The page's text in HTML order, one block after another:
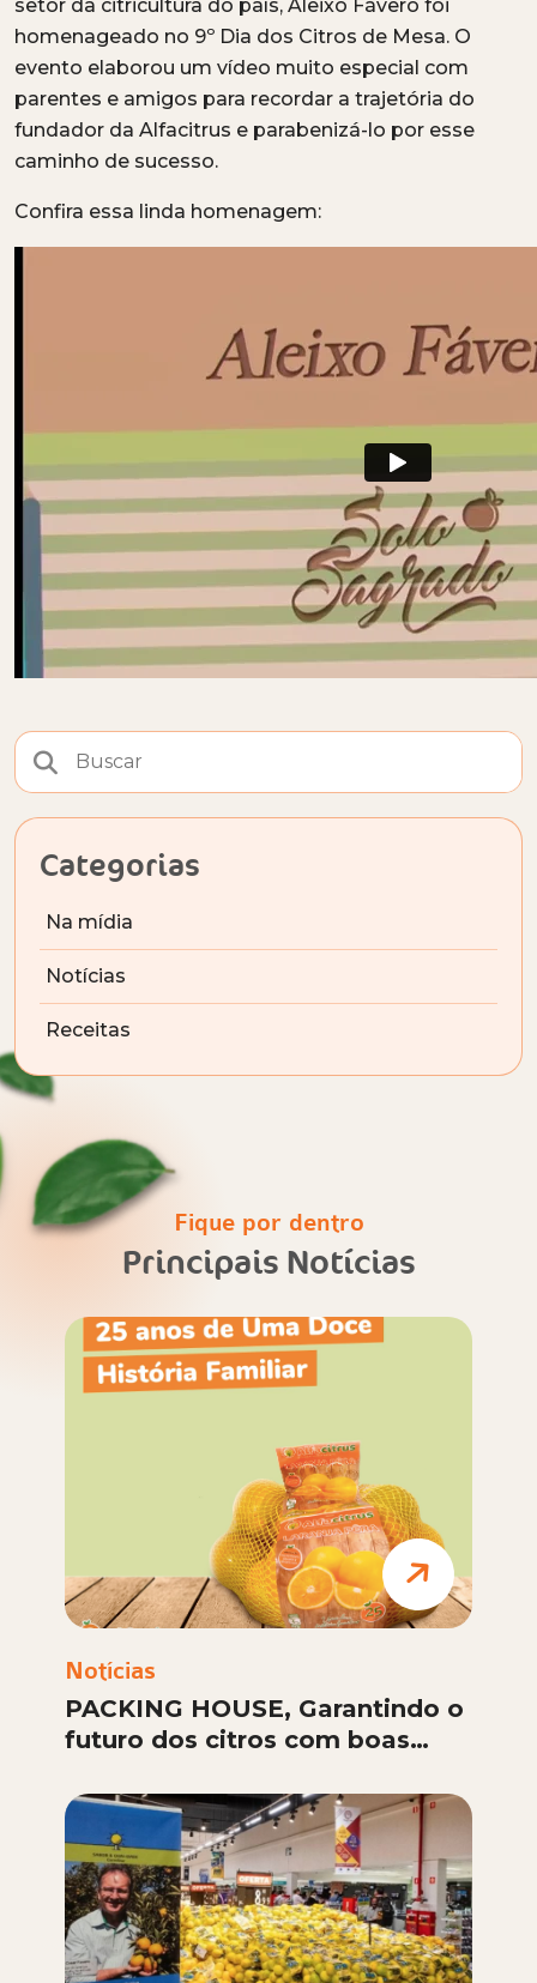
setor da citricultura do país, Aleixo Fávero foi
homenageado no 9º Dia dos Citros de Mesa. O
evento elaborou um vídeo muito especial com
parentes e amigos para recordar a trajetória do
fundador da Alfacitrus e parabenizá-lo por esse
caminho de sucesso.
Confira essa linda homenagem:
Categorias
Na mídia
Notícias
Receitas
Fique por dentro
Principais Notícias
Notícias
PACKING HOUSE, Garantindo o
futuro dos citros com boas